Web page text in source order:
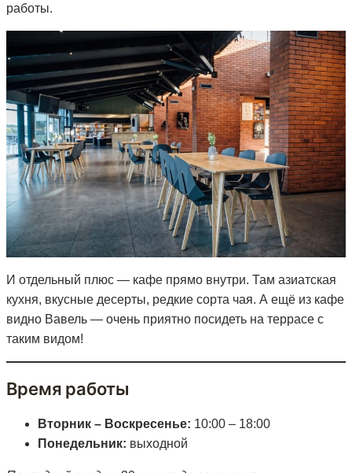
работы.
И отдельный плюс — кафе прямо внутри. Там азиатская
кухня, вкусные десерты, редкие сорта чая. А ещё из кафе
видно Вавель — очень приятно посидеть на террасе с
таким видом!
Время работы
Вторник – Воскресенье: 10:00 – 18:00
Понедельник: выходной